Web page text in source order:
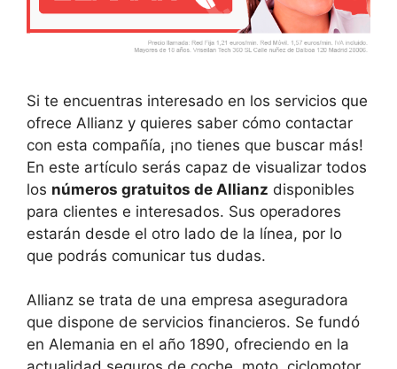
Si te encuentras interesado en los servicios que
ofrece Allianz y quieres saber cómo contactar
con esta compañía, ¡no tienes que buscar más!
En este artículo serás capaz de visualizar todos
los números gratuitos de Allianz disponibles
para clientes e interesados. Sus operadores
estarán desde el otro lado de la línea, por lo
que podrás comunicar tus dudas.
Allianz se trata de una empresa aseguradora
que dispone de servicios financieros. Se fundó
en Alemania en el año 1890, ofreciendo en la